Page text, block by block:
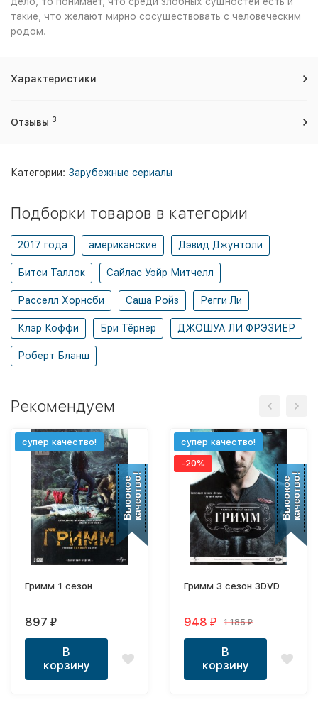
такие, что желают мирно сосуществовать с человеческим
родом.
Характеристики
Отзывы 3
Категории: Зарубежные сериалы
Подборки товаров в категории
2017 года американские Дэвид Джунтоли
Битси Таллок Сайлас Уэйр Митчелл
Расселл Хорнсби Саша Ройз Регги Ли
Клэр Коффи Бри Тёрнер ДЖОШУА ЛИ ФРЭЗИЕР
Роберт Бланш
Рекомендуем
Высокоекачество!
супер качество!
Гримм 1 сезон
897 ₽
В
корзину
Высокоекачество!
супер качество!
-20%
Гримм 3 сезон 3DVD
948 ₽ 1 185₽
В
корзину